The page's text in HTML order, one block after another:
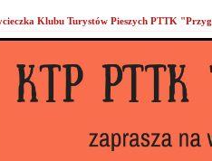
Klubu Turystów Pieszych PTTK